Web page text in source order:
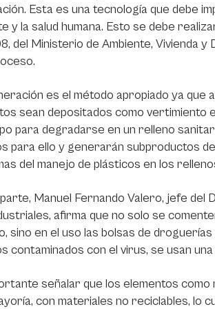
Esta es una tecnología que debe
y la salud humana. Esto se debe
del Ministerio de Ambiente, Vivienda
es el método apropiado ya
sean depositados como vertimiento
para degradarse en un relleno
para ello y generarán subproductos
del manejo de plásticos en los
Manuel Fernando Valero, jefe
afirma que no solo se
sino en el uso las bolsas de
contaminados con el virus, se usan
señalar que los elementos
con materiales no reciclables, lo